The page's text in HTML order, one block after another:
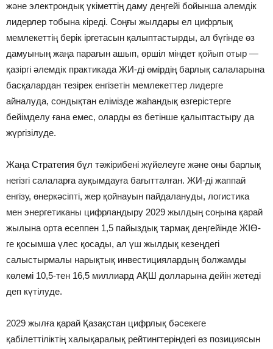
және электрондық үкіметтің даму деңгейі бойынша әлемдік
лидерлер тобына кіреді. Соңғы жылдары ел цифрлық
мемлекеттің берік іргетасын қалыптастырды, ал бүгінде өз
дамуының жаңа парағын ашып, өршіл міндет қойып отыр —
қазіргі әлемдік практикада ЖИ-ді өмірдің барлық салаларына
басқалардан тезірек енгізетін мемлекеттер лидерге
айналуда, сондықтан елімізде жаһандық өзгерістерге
бейімделу ғана емес, оларды өз бетінше қалыптастыру да
жүргізілуде.
Жаңа Стратегия бұл тәжірибені жүйелеуге және оны барлық
негізгі салаларға ауқымдауға бағытталған. ЖИ-ді жаппай
енгізу, өнеркәсіпті, жер қойнауын пайдалануды, логистика
мен энергетиканы цифрландыру 2029 жылдың соңына қарай
жылына орта есеппен 1,5 пайыздық тармақ деңгейінде ЖІӨ-
ге қосымша үлес қосады, ал үш жылдық кезеңдегі
салыстырмалы нарықтық инвестициялардың болжамды
көлемі 10,5-тен 16,5 миллиард АҚШ долларына дейін жетеді
деп күтілуде.
2029 жылға қарай Қазақстан цифрлық бәсекеге
қабілеттіліктің халықаралық рейтингтеріндегі өз позициясын